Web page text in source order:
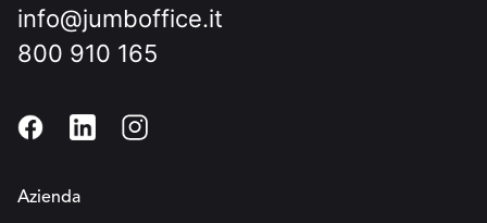
info@jumboffice.it
800 910 165
Azienda